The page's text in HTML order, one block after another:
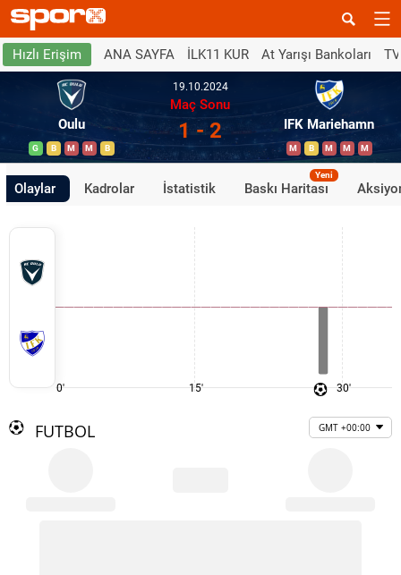
Hızlı Erişim ANA SAYFA İLK11 KUR At Yarışı Bankoları
Oulu
G B M M B
19.10.2024
Maç Sonu
1 - 2 IFK Mariehamn
M B M M M
Olaylar Kadrolar İstatistik Baskı Haritası
Yeni
0' 15' 30'
FUTBOL GMT +00:00